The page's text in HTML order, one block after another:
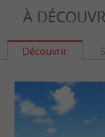
À
Découvrir